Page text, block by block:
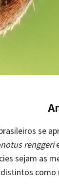
se
renggeri
sejam as
como